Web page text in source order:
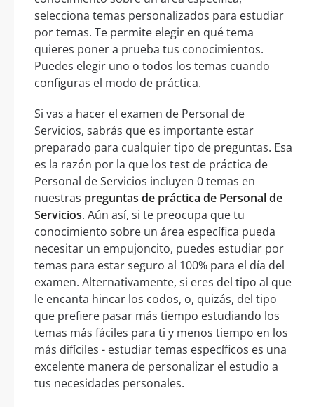
selecciona temas personalizados para estudiar
por temas. Te permite elegir en qué tema
quieres poner a prueba tus conocimientos.
Puedes elegir uno o todos los temas cuando
configuras el modo de práctica.
Si vas a hacer el examen de Personal de
Servicios, sabrás que es importante estar
preparado para cualquier tipo de preguntas. Esa
es la razón por la que los test de práctica de
Personal de Servicios incluyen 0 temas en
nuestras preguntas de práctica de Personal de
Servicios. Aún así, si te preocupa que tu
conocimiento sobre un área específica pueda
necesitar un empujoncito, puedes estudiar por
temas para estar seguro al 100% para el día del
examen. Alternativamente, si eres del tipo al que
le encanta hincar los codos, o, quizás, del tipo
que prefiere pasar más tiempo estudiando los
temas más fáciles para ti y menos tiempo en los
más difíciles - estudiar temas específicos es una
excelente manera de personalizar el estudio a
tus necesidades personales.